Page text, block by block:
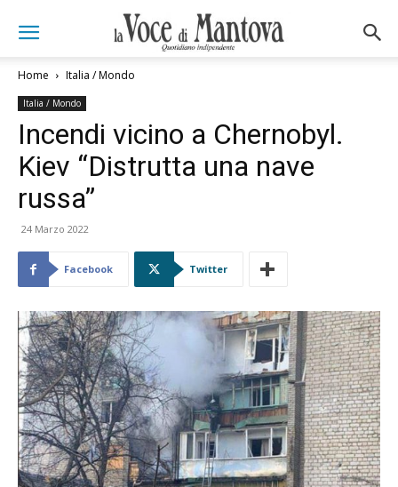
Home Italia / Mondo
Italia / Mondo
Incendi vicino a Chernobyl.
Kiev “Distrutta una nave
russa”
24 Marzo 2022
Facebook Twitter